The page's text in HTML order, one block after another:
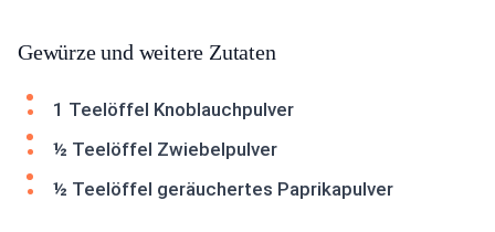
Gewürze und weitere Zutaten
1 Teelöffel Knoblauchpulver
½ Teelöffel Zwiebelpulver
½ Teelöffel geräuchertes Paprikapulver